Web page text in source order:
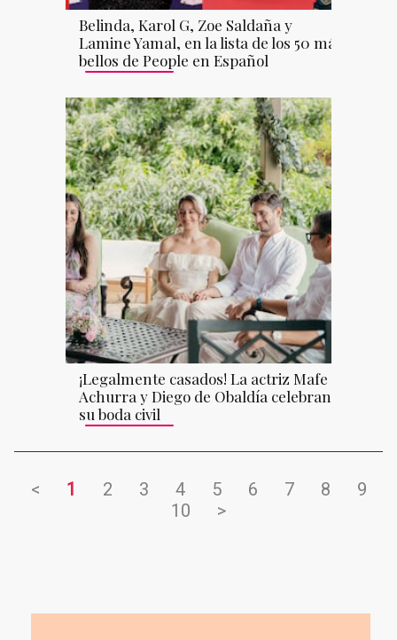
Belinda, Karol G, Zoe Saldaña y
Lamine Yamal, en la lista de los 50 más
bellos de People en Español
¡Legalmente casados! La actriz Mafe
Achurra y Diego de Obaldía celebran
su boda civil
< 1 2 3 4 5 6 7 8
9
10
>